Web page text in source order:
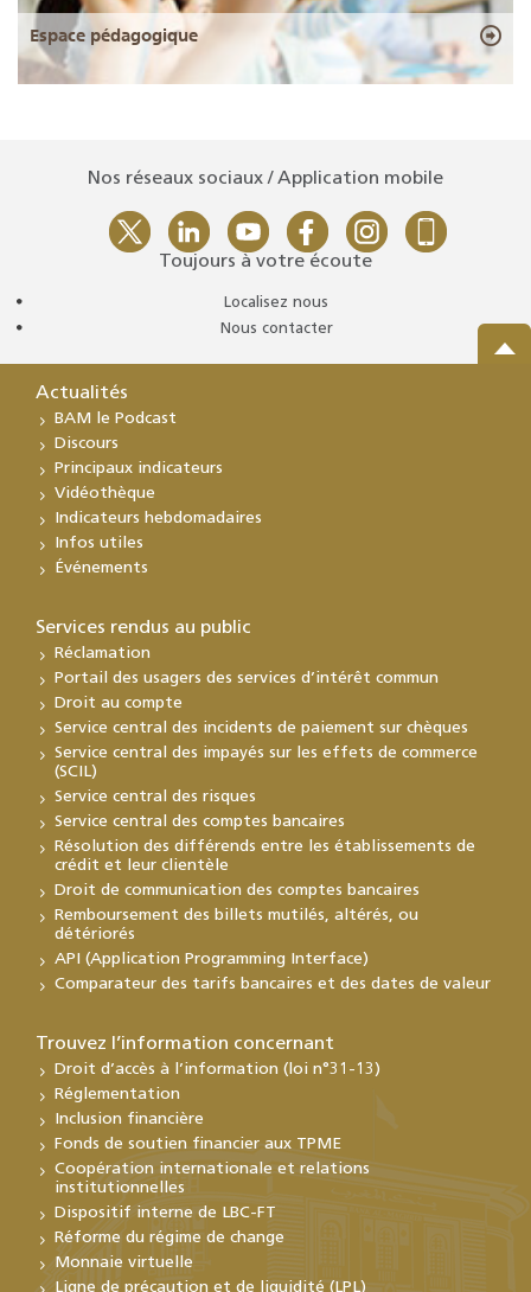
Espace pédagogique
Nos réseaux sociaux / Application mobile
Toujours à votre écoute
Localisez nous
Nous contacter
Actualités
BAM le Podcast
Discours
Principaux indicateurs
Vidéothèque
Indicateurs hebdomadaires
Infos utiles
Événements
Services rendus au public
Réclamation
Portail des usagers des services d’intérêt commun
Droit au compte
Service central des incidents de paiement sur chèques
Service central des impayés sur les effets de commerce
(SCIL)
Service central des risques
Service central des comptes bancaires
Résolution des différends entre les établissements de
crédit et leur clientèle
Droit de communication des comptes bancaires
Remboursement des billets mutilés, altérés, ou
détériorés
API (Application Programming Interface)
Comparateur des tarifs bancaires et des dates de valeur
Trouvez l’information concernant
Droit d’accès à l’information (loi n°31-13)
Réglementation
Inclusion financière
Fonds de soutien financier aux TPME
Coopération internationale et relations
institutionnelles
Dispositif interne de LBC-FT
Réforme du régime de change
Monnaie virtuelle
Ligne de précaution et de liquidité (LPL)